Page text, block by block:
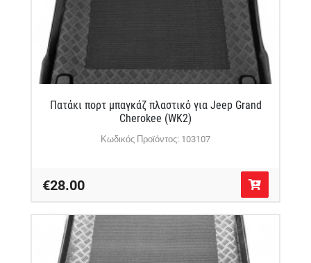
Πατάκι πορτ μπαγκάζ πλαστικό για Jeep Grand
Cherokee (WK2)
Κωδικός Προϊόντος: 103107
€28.00